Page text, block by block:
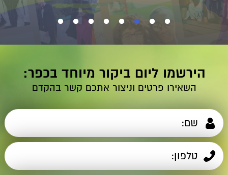
הירשמו ליום ביקור מיוחד בכפר:
השאירו פרטים וניצור אתכם קשר בהקדם